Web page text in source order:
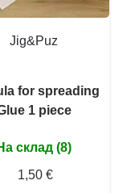
Jig&Puz
for spreading
1 piece
склад (8)
1,50 €